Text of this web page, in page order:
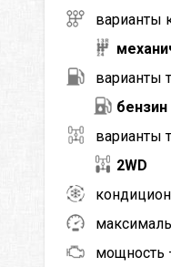
варианты
варианты
бензин
варианты
2WD
мощность